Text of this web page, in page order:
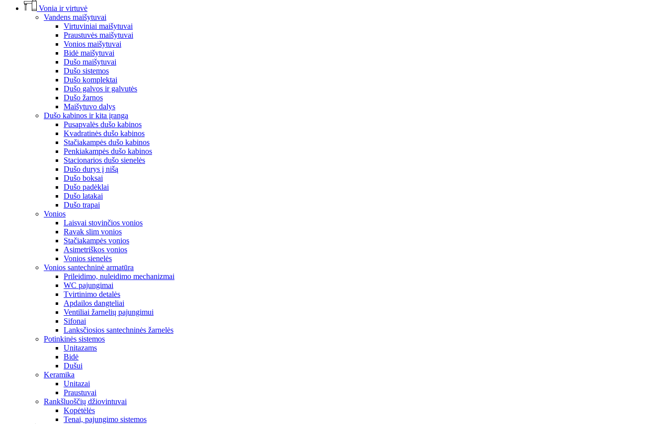
Vonia ir virtuvė
Vandens maišytuvai
Virtuviniai maišytuvai
Praustuvės maišytuvai
Vonios maišytuvai
Bidė maišytuvai
Dušo maišytuvai
Dušo sistemos
Dušo komplektai
Dušo galvos ir galvutės
Dušo žarnos
Maišytuvo dalys
Dušo kabinos ir kita įranga
Pusapvalės dušo kabinos
Kvadratinės dušo kabinos
Stačiakampės dušo kabinos
Penkiakampės dušo kabinos
Stacionarios dušo sienelės
Dušo durys į nišą
Dušo boksai
Dušo padėklai
Dušo latakai
Dušo trapai
Vonios
Laisvai stovinčios vonios
Ravak slim vonios
Stačiakampės vonios
Asimetriškos vonios
Vonios sienelės
Vonios santechninė armatūra
Prileidimo, nuleidimo mechanizmai
WC pajungimai
Tvirtinimo detalės
Apdailos dangteliai
Ventiliai žarnelių pajungimui
Sifonai
Lanksčiosios santechninės žarnelės
Potinkinės sistemos
Unitazams
Bidė
Dušui
Keramika
Unitazai
Praustuvai
Rankšluoščių džiovintuvai
Kopėtėlės
Tenai, pajungimo sistemos